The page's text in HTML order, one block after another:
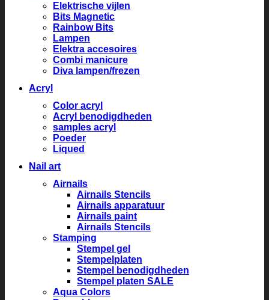
Elektrische vijlen
Bits Magnetic
Rainbow Bits
Lampen
Elektra accesoires
Combi manicure
Diva lampen/frezen
Acryl
Color acryl
Acryl benodigdheden
samples acryl
Poeder
Liqued
Nail art
Airnails
Airnails Stencils
Airnails apparatuur
Airnails paint
Airnails Stencils
Stamping
Stempel gel
Stempelplaten
Stempel benodigdheden
Stempel platen SALE
Aqua Colors